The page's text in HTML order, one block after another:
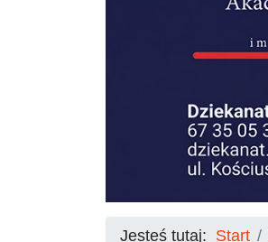
Jesteś tutaj: Start